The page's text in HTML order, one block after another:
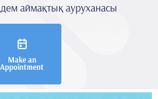
аймақтық ауруханасы
Make an
Appointment